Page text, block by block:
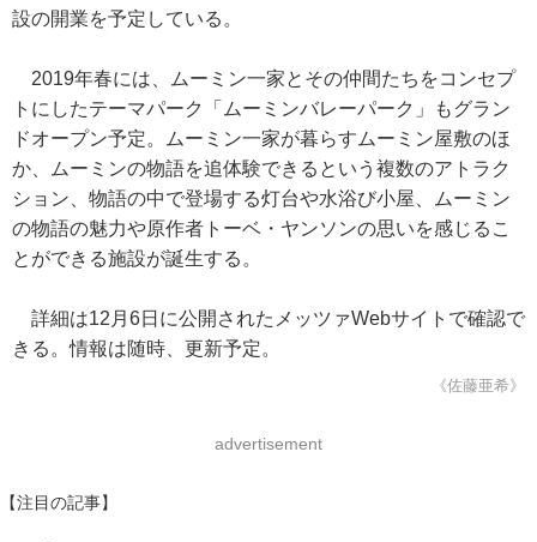
設の開業を予定している。
2019年春には、ムーミン一家とその仲間たちをコンセプ
トにしたテーマパーク「ムーミンバレーパーク」もグラン
ドオープン予定。ムーミン一家が暮らすムーミン屋敷のほ
か、ムーミンの物語を追体験できるという複数のアトラク
ション、物語の中で登場する灯台や水浴び小屋、ムーミン
の物語の魅力や原作者トーベ・ヤンソンの思いを感じるこ
とができる施設が誕生する。
詳細は12月6日に公開されたメッツァWebサイトで確認で
きる。情報は随時、更新予定。
《佐藤亜希》
advertisement
【注目の記事】